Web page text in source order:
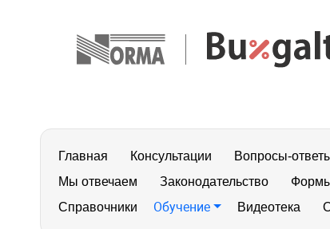
Главная Консультации Вопросы-
Мы отвечаем
Законодательство
Справочники Обучение Видеотека